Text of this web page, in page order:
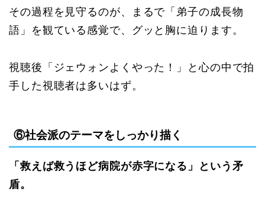
その過程を見守るのが、まるで「弟子の成長物
語」を観ている感覚で、グッと胸に迫ります。
視聴後「ジェウォンよくやった！」と心の中で拍
手した視聴者は多いはず。
⑥社会派のテーマをしっかり描く
「救えば救うほど病院が赤字になる」という矛
盾。